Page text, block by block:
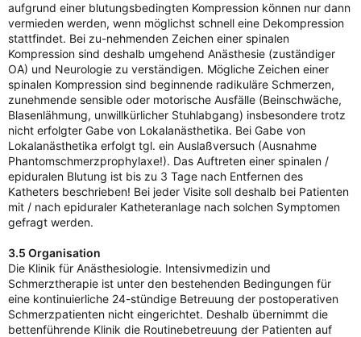
aufgrund einer blutungsbedingten Kompression können nur dann
vermieden werden, wenn möglichst schnell eine Dekompression
stattfindet. Bei zu-nehmenden Zeichen einer spinalen
Kompression sind deshalb umgehend Anästhesie (zuständiger
OA) und Neurologie zu verständigen. Mögliche Zeichen einer
spinalen Kompression sind beginnende radikuläre Schmerzen,
zunehmende sensible oder motorische Ausfälle (Beinschwäche,
Blasenlähmung, unwillkürlicher Stuhlabgang) insbesondere trotz
nicht erfolgter Gabe von Lokalanästhetika. Bei Gabe von
Lokalanästhetika erfolgt tgl. ein Auslaßversuch (Ausnahme
Phantomschmerzprophylaxe!). Das Auftreten einer spinalen /
epiduralen Blutung ist bis zu 3 Tage nach Entfernen des
Katheters beschrieben! Bei jeder Visite soll deshalb bei Patienten
mit / nach epiduraler Katheteranlage nach solchen Symptomen
gefragt werden.
3.5 Organisation
Die Klinik für Anästhesiologie. Intensivmedizin und
Schmerztherapie ist unter den bestehenden Bedingungen für
eine kontinuierliche 24-stündige Betreuung der postoperativen
Schmerzpatienten nicht eingerichtet. Deshalb übernimmt die
bettenführende Klinik die Routinebetreuung der Patienten auf